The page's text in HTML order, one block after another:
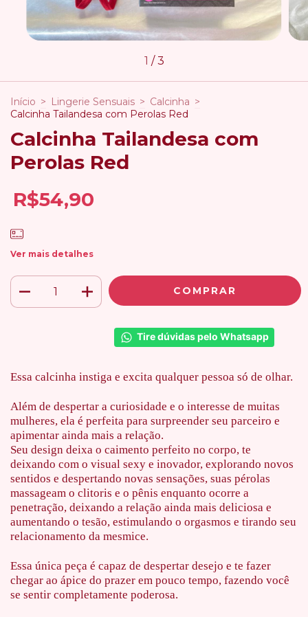
1 /3
Início > Lingerie Sensuais > Calcinha >
Calcinha Tailandesa com Perolas Red
Calcinha Tailandesa com
Perolas Red
R$54,90
Ver mais detalhes
Tire dúvidas pelo Whatsapp
Essa calcinha instiga e excita qualquer pessoa só de olhar.
Além de despertar a curiosidade e o interesse de muitas
mulheres, ela é perfeita para surpreender seu parceiro e
apimentar ainda mais a relação.
Seu design deixa o caimento perfeito no corpo, te
deixando com o visual sexy e inovador, explorando novos
sentidos e despertando novas sensações, suas pérolas
massageam o clitoris e o pênis enquanto ocorre a
penetração, deixando a relação ainda mais deliciosa e
aumentando o tesão, estimulando o orgasmos e tirando seu
relacionamento da mesmice.
Essa única peça é capaz de despertar desejo e te fazer
chegar ao ápice do prazer em pouco tempo, fazendo você
se sentir completamente poderosa.